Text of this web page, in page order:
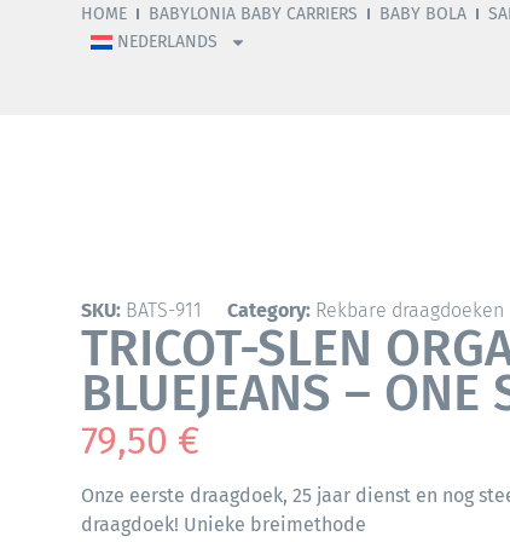
HOME BABYLONIA BABY CARRIERS BABY BOLA
NEDERLANDS
SKU: BATS-911 Category: Rekbare draagdoeken
TRICOT-SLEN
BLUEJEANS – ONE
79,50 €
Onze eerste draagdoek, 25 jaar dienst en nog
draagdoek! Unieke breimethode